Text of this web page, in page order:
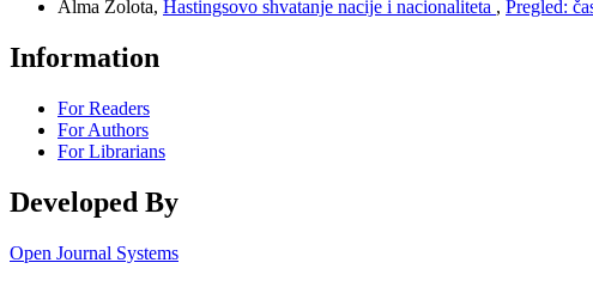
Alma Zolota, Hastingsovo shvatanje nacije i nacionaliteta , Pregled:
Information
For Readers
For Authors
For Librarians
Developed By
Open Journal Systems